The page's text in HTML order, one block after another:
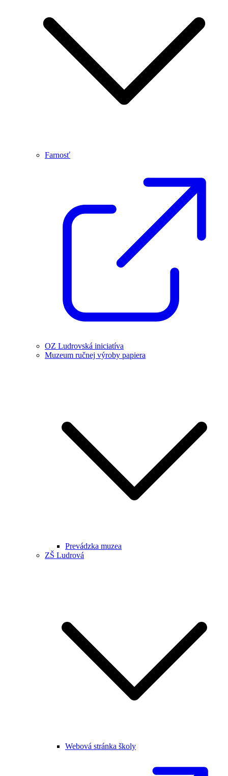
Farnosť
OZ Ludrovská iniciatíva
Muzeum ručnej výroby papiera
Prevádzka muzea
ZŠ Ludrová
Webová stránka školy